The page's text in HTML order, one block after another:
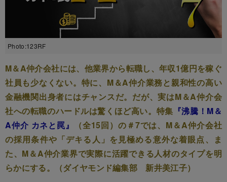
Photo:123RF
M＆A仲介会社には、他業界から転職し、年収1億円を稼ぐ
社員も少なくない。特に、M＆A仲介業務と親和性の高い
金融機関出身者にはチャンスだ。だが、実はM＆A仲介会
社への転職のハードルは驚くほど高い。特集 『沸騰！M＆
A仲介 カネと罠』
（全15回）の＃7では、M＆A仲介会社
の採用条件や「デキる人」を見極める意外な着眼点、ま
た、M＆A仲介業界で実際に活躍できる人材のタイプを明
らかにする。（ダイヤモンド編集部 新井美江子）